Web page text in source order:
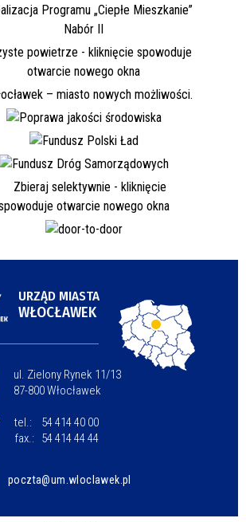
URZĄD MIASTA
WŁOCŁAWEK
ul. Zielony Rynek 11/13
87-800 Włocławek
tel.:
54 414 40 00
fax.:
54 414 44 44
poczta@um.wloclawek.pl